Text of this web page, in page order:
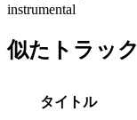
instrumental
似たトラック
タイトル